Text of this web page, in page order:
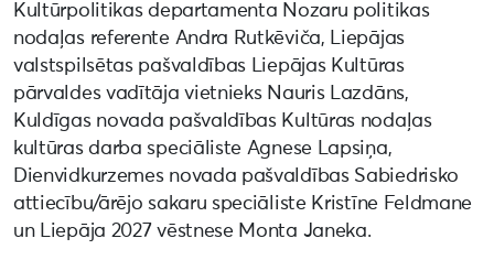
Kultūrpolitikas departamenta Nozaru politikas
nodaļas referente Andra Rutkēviča, Liepājas
valstspilsētas pašvaldības Liepājas Kultūras
pārvaldes vadītāja vietnieks Nauris Lazdāns,
Kuldīgas novada pašvaldības Kultūras nodaļas
kultūras darba speciāliste Agnese Lapsiņa,
Dienvidkurzemes novada pašvaldības Sabiedrisko
attiecību/ārējo sakaru speciāliste Kristīne Feldmane
un Liepāja 2027 vēstnese Monta Janeka.